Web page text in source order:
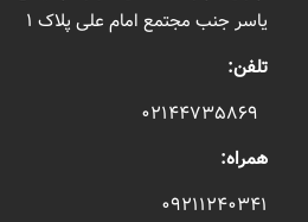
یاسر جنب مجتمع امام علی پلاک ۱
تلفن:
همراه:
۰۹۲۱۱۲۴۰۳۴۱